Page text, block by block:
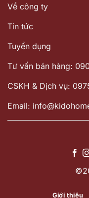
Về công ty
Tin tức
Tuyển dụng
Tư vấn bán hàng:
CSKH & Dịch vụ:
Email:
Giới thiệu